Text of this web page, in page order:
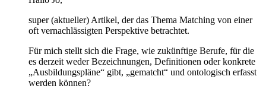
super (aktueller) Artikel, der das Thema Matching von einer
oft vernachlässigten Perspektive betrachtet.
Für mich stellt sich die Frage, wie zukünftige Berufe, für die
es derzeit weder Bezeichnungen, Definitionen oder konkrete
„Ausbildungspläne“ gibt, „gematcht“ und ontologisch erfasst
werden können?